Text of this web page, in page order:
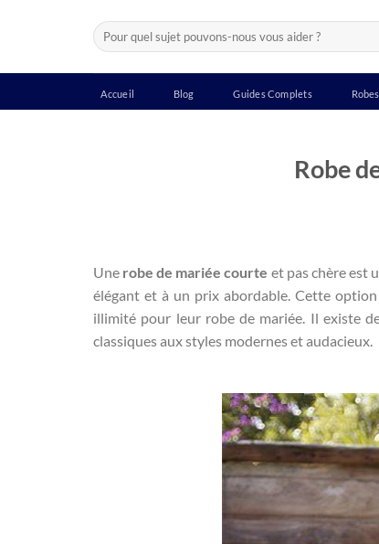
Recherche
pour :
Accueil Blog Guides Complets
Robe
Une robe de mariée courte et pas chère est
élégant et à un prix abordable. Cette
illimité pour leur robe de mariée. Il existe
classiques aux styles modernes et audacieux.